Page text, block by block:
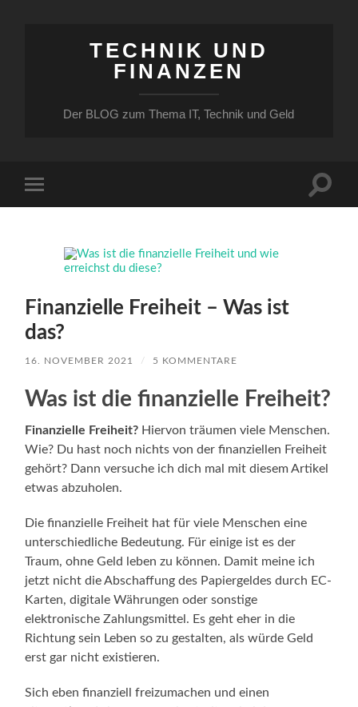
TECHNIK UND
FINANZEN
Der BLOG zum Thema IT, Technik und Geld
Menü
Finanzielle Freiheit – Was ist
das?
16. NOVEMBER 2021 / 5 KOMMENTARE
Was ist die finanzielle Freiheit?
Finanzielle Freiheit? Hiervon träumen viele Menschen.
Wie? Du hast noch nichts von der finanziellen Freiheit
gehört? Dann versuche ich dich mal mit diesem Artikel
etwas abzuholen.
Die finanzielle Freiheit hat für viele Menschen eine
unterschiedliche Bedeutung. Für einige ist es der
Traum, ohne Geld leben zu können. Damit meine ich
jetzt nicht die Abschaffung des Papiergeldes durch EC-
Karten, digitale Währungen oder sonstige
elektronische Zahlungsmittel. Es geht eher in die
Richtung sein Leben so zu gestalten, als würde Geld
erst gar nicht existieren.
Sich eben finanziell freizumachen und einen